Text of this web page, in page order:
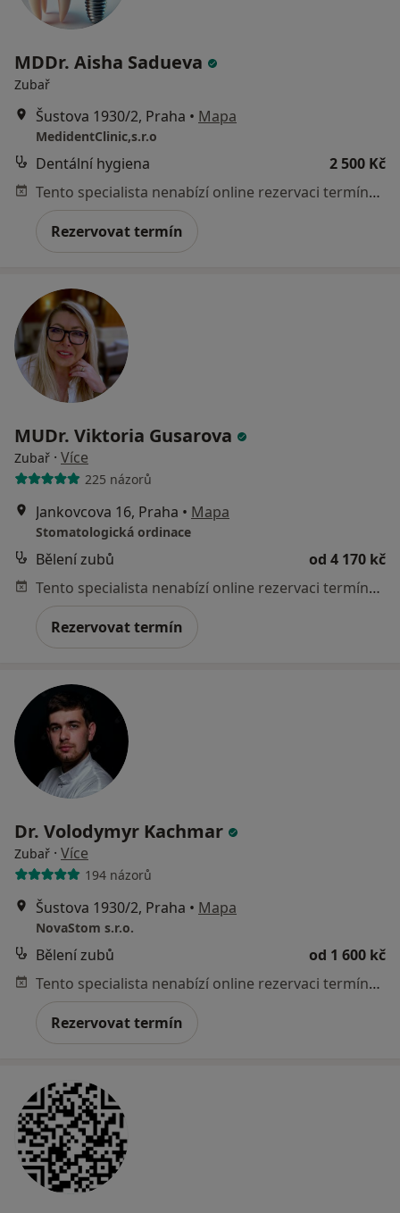
MDDr. Aisha Sadueva
Zubař
Šustova 1930/2, Praha • Mapa
MedidentClinic,s.r.o
Dentální hygiena
2 500 Kč
Tento specialista nenabízí online rezervaci termínu na této adrese.
Rezervovat termín
MUDr. Viktoria Gusarova
Zubař · Více
225 názorů
Jankovcova 16, Praha • Mapa
Stomatologická ordinace
Bělení zubů
od 4 170 kč
Tento specialista nenabízí online rezervaci termínu na této adrese.
Rezervovat termín
Dr. Volodymyr Kachmar
Zubař · Více
194 názorů
Šustova 1930/2, Praha • Mapa
NovaStom s.r.o.
Bělení zubů
od 1 600 kč
Tento specialista nenabízí online rezervaci termínu na této adrese.
Rezervovat termín